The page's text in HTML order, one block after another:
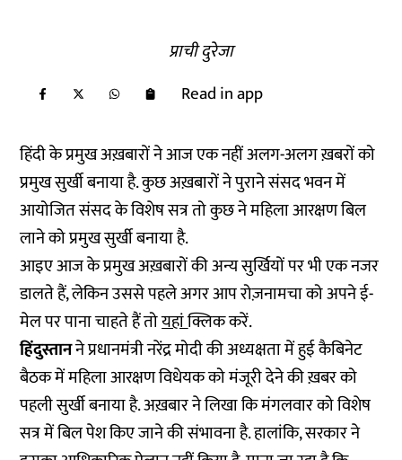
प्राची दुरेजा
Read in app
हिंदी के प्रमुख अख़बारों ने आज एक नहीं अलग-अलग ख़बरों को
प्रमुख सुर्खी बनाया है. कुछ अख़बारों ने पुराने संसद भवन में
आयोजित संसद के विशेष सत्र तो कुछ ने महिला आरक्षण बिल
लाने को प्रमुख सुर्खी बनाया है.
आइए आज के प्रमुख अख़बारों की अन्य सुर्खियों पर भी एक नजर
डालते हैं, लेकिन उससे पहले अगर आप रोज़नामचा को अपने ई-
मेल पर पाना चाहते हैं तोयहांक्लिक करें.
हिंदुस्तानने प्रधानमंत्री नरेंद्र मोदी की अध्यक्षता में हुई कैबिनेट
बैठक में महिला आरक्षण विधेयक को मंजूरी देने की ख़बर को
पहली सुर्खी बनाया है. अख़बार ने लिखा कि मंगलवार को विशेष
सत्र में बिल पेश किए जाने की संभावना है. हालांकि, सरकार ने